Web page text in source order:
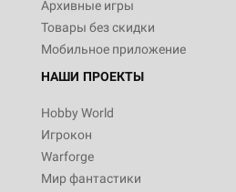
Архивные игры
Товары без скидки
Мобильное приложение
НАШИ ПРОЕКТЫ
Hobby World
Игрокон
Warforge
Мир фантастики